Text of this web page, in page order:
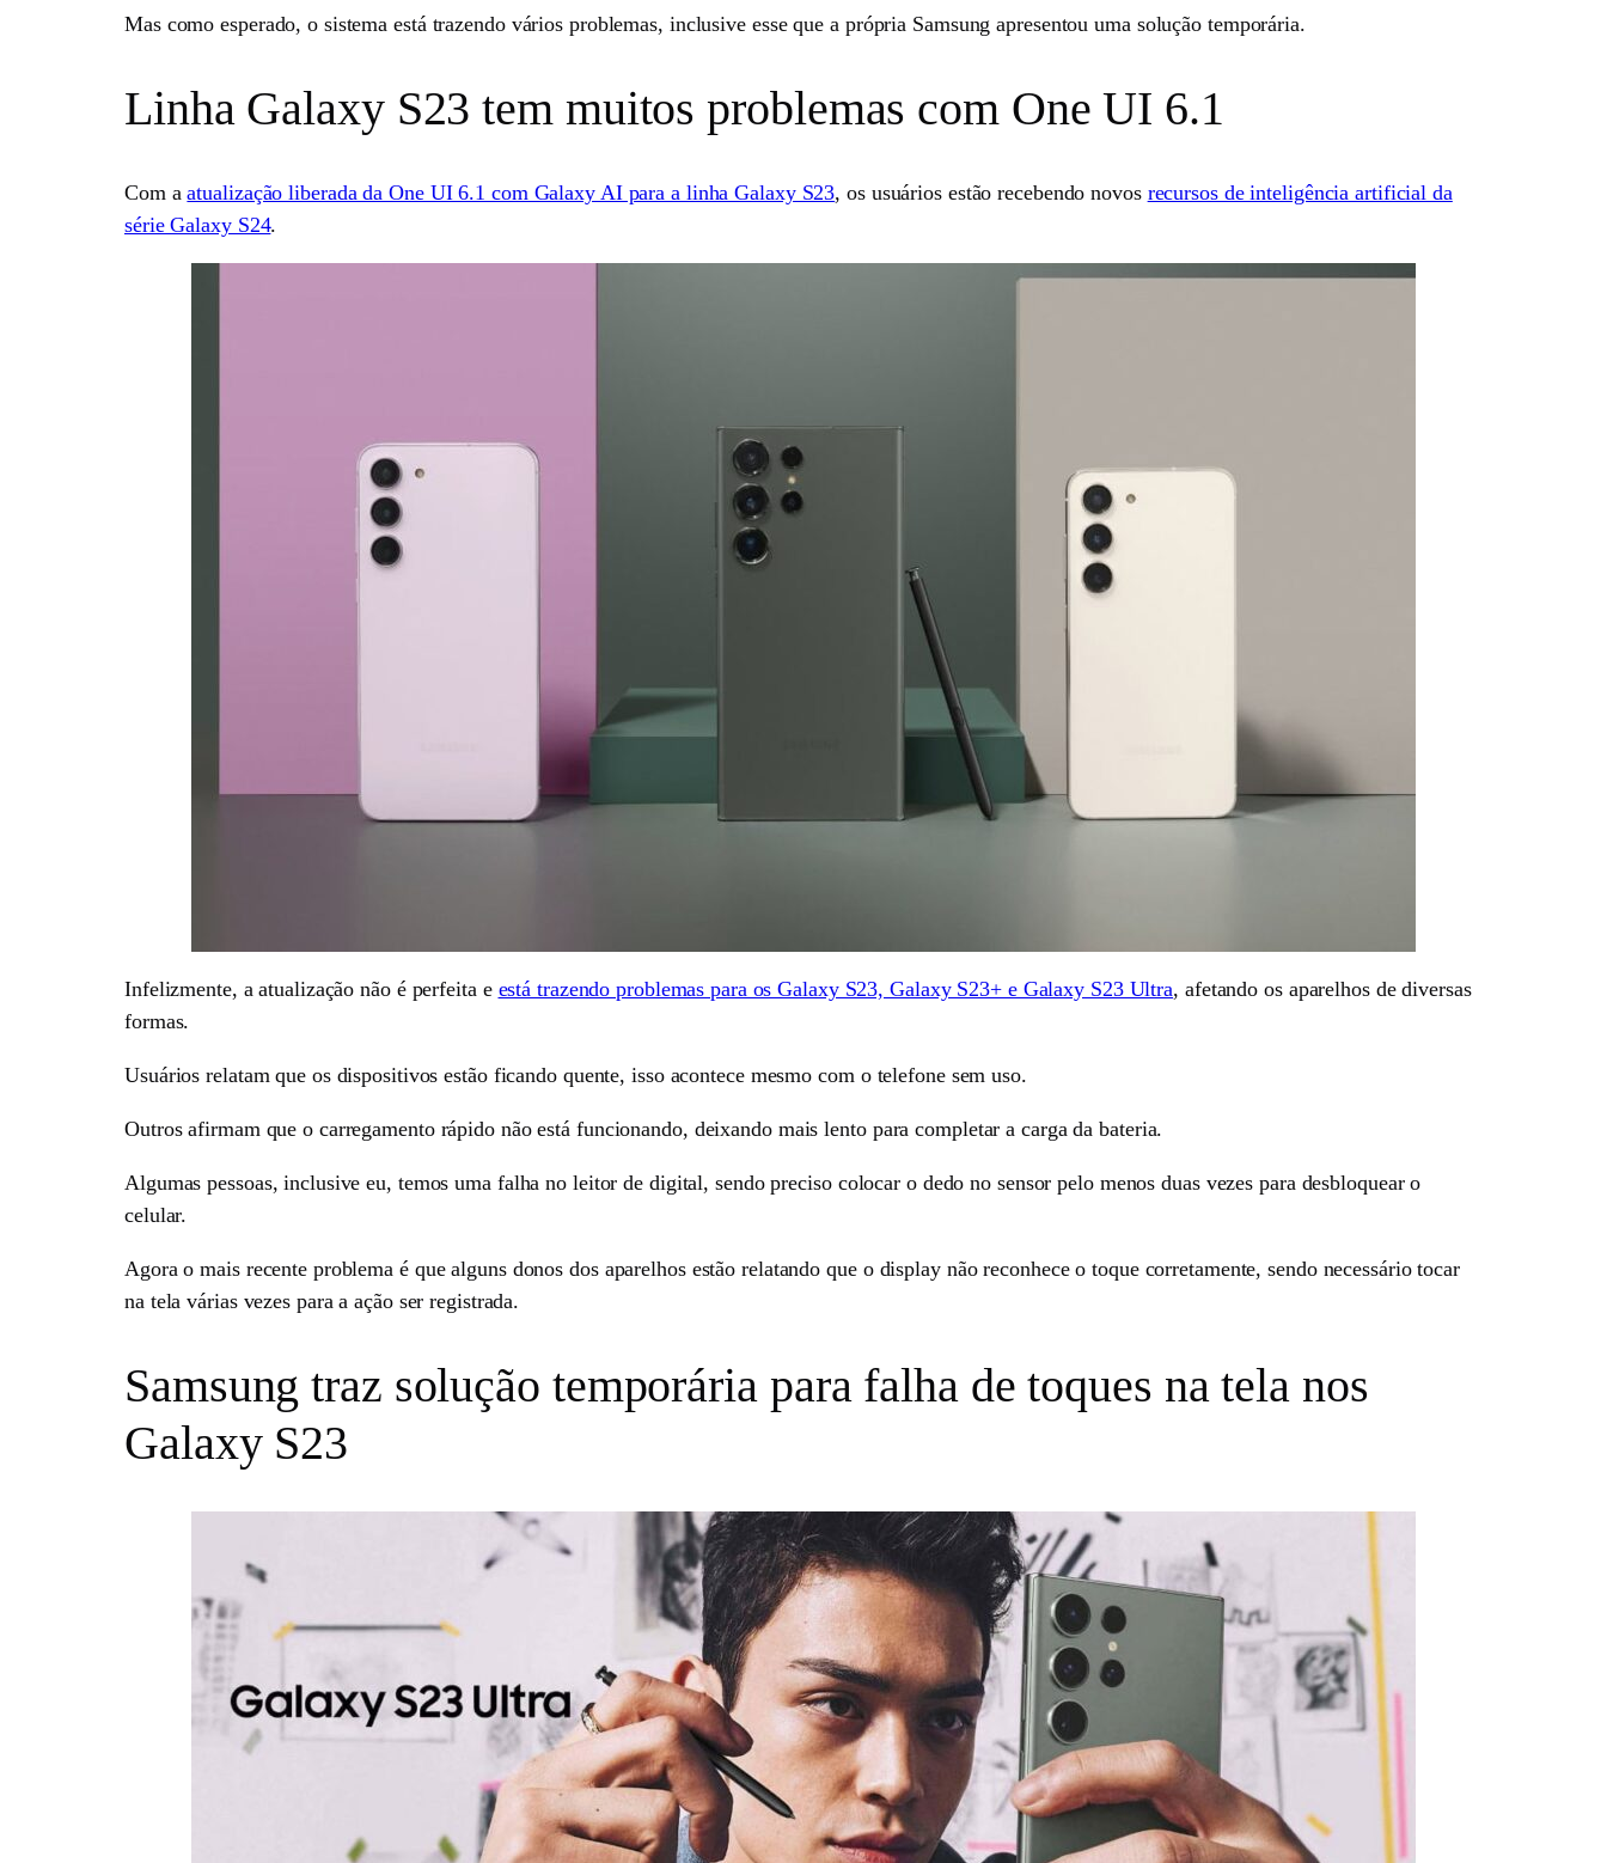
Mas como esperado, o sistema está trazendo vários problemas, inclusive esse que a própria Samsung apresentou uma solução temporária.
Linha Galaxy S23 tem muitos problemas com One UI 6.1
Com aatualização liberada da One UI 6.1 com Galaxy AI para a linha Galaxy S23, os usuários estão recebendo novos recursos de inteligência artificial da
série Galaxy S24.
Infelizmente, a atualização não é perfeita e está trazendo problemas para os Galaxy S23, Galaxy S23+ e Galaxy S23 Ultra, afetando os aparelhos de diversas
formas.
Usuários relatam que os dispositivos estão ficando quente, isso acontece mesmo com o telefone sem uso.
Outros afirmam que o carregamento rápido não está funcionando, deixando mais lento para completar a carga da bateria.
Algumas pessoas, inclusive eu, temos uma falha no leitor de digital, sendo preciso colocar o dedo no sensor pelo menos duas vezes para desbloquear o
celular.
Agora o mais recente problema é que alguns donos dos aparelhos estão relatando que o display não reconhece o toque corretamente, sendo necessário tocar
na tela várias vezes para a ação ser registrada.
Samsung traz solução temporária para falha de toques na tela nos
Galaxy S23